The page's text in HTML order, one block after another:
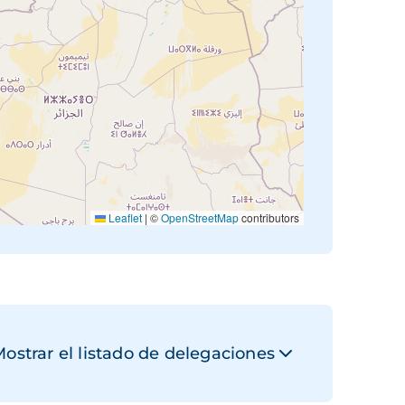
Leaflet | ©OpenStreetMapcontributors
el listado de delegaciones